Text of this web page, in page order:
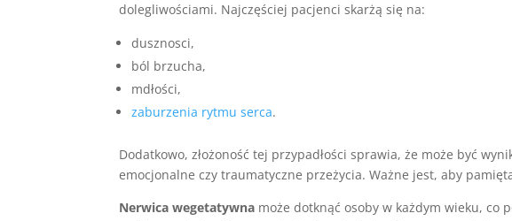
dolegliwościami. Najczęściej pacjenci skarżą się na:
dusznosci,
ból brzucha,
mdłości,
zaburzenia rytmu serca.
Dodatkowo, złożoność tej przypadłości sprawia, że może być
emocjonalne czy traumatyczne przeżycia. Ważne jest, aby
Nerwica wegetatywna może dotknąć osoby w każdym wieku, co